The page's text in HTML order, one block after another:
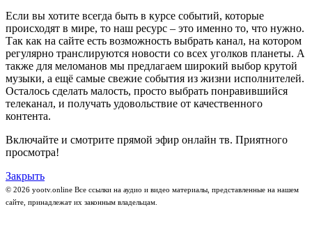
Если вы хотите всегда быть в курсе событий, которые
происходят в мире, то наш ресурс – это именно то, что нужно.
Так как на сайте есть возможность выбрать канал, на котором
регулярно транслируются новости со всех уголков планеты. А
также для меломанов мы предлагаем широкий выбор крутой
музыки, а ещё самые свежие события из жизни исполнителей.
Осталось сделать малость, просто выбрать понравившийся
телеканал, и получать удовольствие от качественного
контента.
Включайте и смотрите прямой эфир онлайн тв. Приятного
просмотра!
Закрыть
© 2026 yootv.online Все ссылки на аудио и видео материалы, представленные на нашем
сайте, принадлежат их законным владельцам.